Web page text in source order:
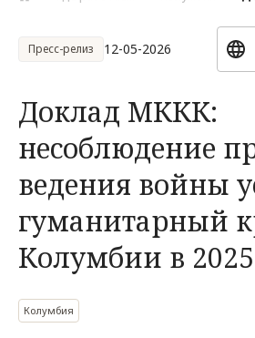
Пресс-релиз 12-05-2026
Доклад МККК:
несоблюдение
ведения войны
гуманитарный
Колумбии в 2025
Колумбия